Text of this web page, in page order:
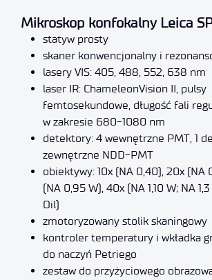
Mikroskop konfokalny Leica
statyw prosty
skaner konwencjonalny i
lasery VIS: 405, 488, 552, 638 nm
laser IR: ChameleonVision II, pulsy
femtosekundowe, długość fali
w zakresie 680-1080 nm
detektory: 4 wewnętrzne PMT, 1
zewnętrzne NDD-PMT
obiektywy: 10x (NA 0,40), 20x (NA
(NA 0,95 W), 40x (NA 1,10 W; NA
Oil)
zmotoryzowany stolik skaningowy
kontroler temperatury i wkładka
do naczyń Petriego
zestaw do przyżyciowego